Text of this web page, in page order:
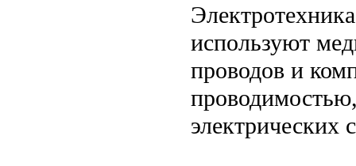
используют
проводов и
электрических